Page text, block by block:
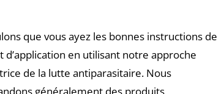
que vous ayez les bonnes instructions de
d’application en utilisant notre approche
de la lutte antiparasitaire. Nous